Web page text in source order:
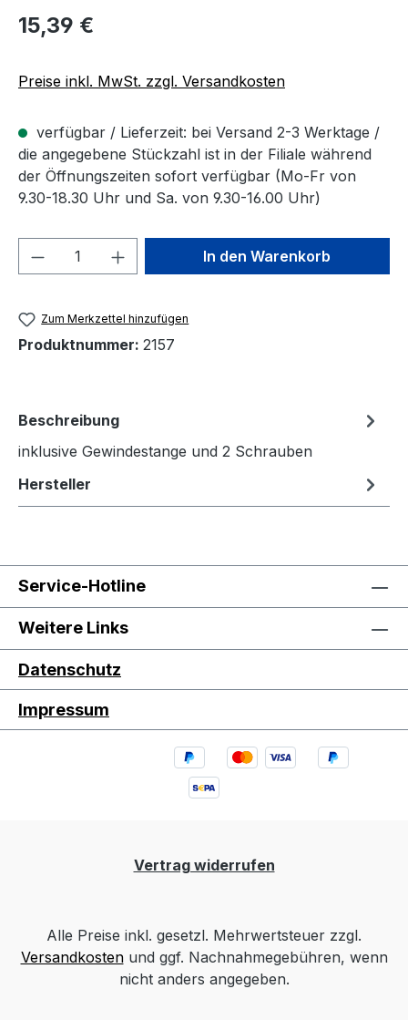
Regulärer Preis:
15,39 €
Preise inkl. MwSt. zzgl. Versandkosten
verfügbar / Lieferzeit: bei Versand 2-3 Werktage /
die angegebene Stückzahl ist in der Filiale während
der Öffnungszeiten sofort verfügbar (Mo-Fr von
9.30-18.30 Uhr und Sa. von 9.30-16.00 Uhr)
Produkt Anzahl: Gib denIn den Warenkorb
Zum Merkzettel hinzufügen
Produktnummer: 2157
Beschreibung
inklusive Gewindestange und 2 Schrauben
Hersteller
Service-Hotline
Weitere Links
Datenschutz
Impressum
Vertrag widerrufen
Alle Preise inkl. gesetzl. Mehrwertsteuer zzgl.
Versandkostenund ggf. Nachnahmegebühren, wenn
nicht anders angegeben.